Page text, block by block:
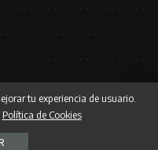
| Coiffure
tu experiencia de usuario.
Política de Cookies